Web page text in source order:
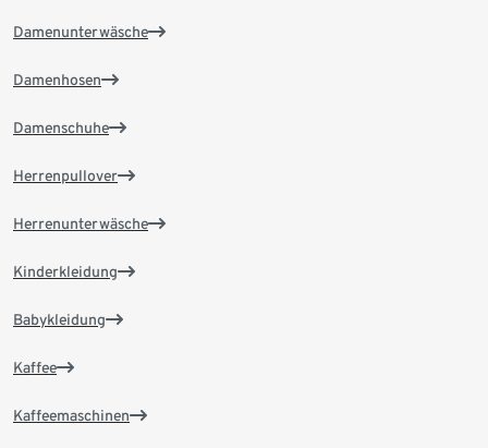
Damenunterwäsche
Damenhosen
Damenschuhe
Herrenpullover
Herrenunterwäsche
Kinderkleidung
Babykleidung
Kaffee
Kaffeemaschinen